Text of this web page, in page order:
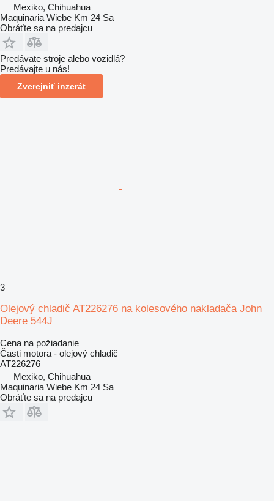
Mexiko, Chihuahua
Maquinaria Wiebe Km 24 Sa
Obráťte sa na predajcu
Predávate stroje alebo vozidlá?
Predávajte u nás!
Zverejniť inzerát
3
Olejový chladič AT226276 na kolesového nakladača John
Deere 544J
Cena na požiadanie
Časti motora - olejový chladič
AT226276
Mexiko, Chihuahua
Maquinaria Wiebe Km 24 Sa
Obráťte sa na predajcu